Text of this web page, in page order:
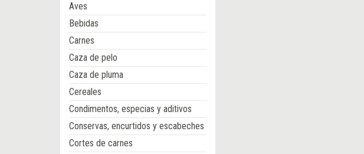
Aves
Bebidas
Carnes
Caza de pelo
Caza de pluma
Cereales
Condimentos, especias y aditivos
Conservas, encurtidos y escabeches
Cortes de carnes